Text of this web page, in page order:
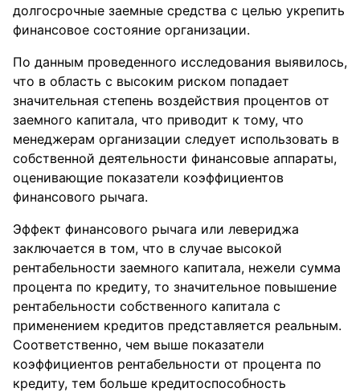
долгосрочные заемные средства с целью укрепить
финансовое состояние организации.
По данным проведенного исследования выявилось,
что в область с высоким риском попадает
значительная степень воздействия процентов от
заемного капитала, что приводит к тому, что
менеджерам организации следует использовать в
собственной деятельности финансовые аппараты,
оценивающие показатели коэффициентов
финансового рычага.
Эффект финансового рычага или левериджа
заключается в том, что в случае высокой
рентабельности заемного капитала, нежели сумма
процента по кредиту, то значительное повышение
рентабельности собственного капитала с
применением кредитов представляется реальным.
Соответственно, чем выше показатели
коэффициентов рентабельности от процента по
кредиту, тем больше кредитоспособность